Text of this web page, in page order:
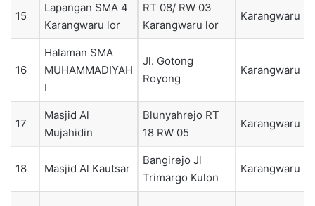
15
Lapangan SMA 4
Karangwaru lor
RT 08/ RW 03
Karangwaru lor
Karangwaru
16
Halaman SMA
MUHAMMADIYAH
I
Jl. Gotong
Royong
Karangwaru
17
Masjid Al
Mujahidin
Blunyahrejo RT
18 RW 05
Karangwaru
18 Masjid Al Kautsar
Bangirejo Jl
Trimargo Kulon
Karangwaru